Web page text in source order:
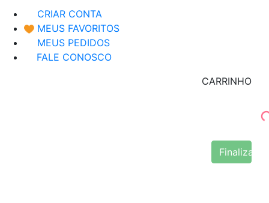
CRIAR CONTA
MEUS FAVORITOS
MEUS PEDIDOS
FALE CONOSCO
CARRINHO
Finalizar